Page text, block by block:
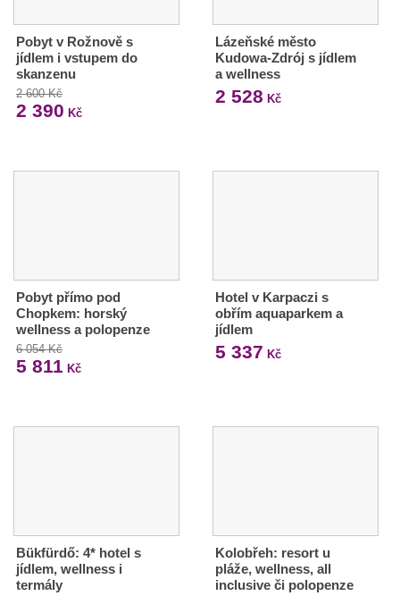
Pobyt v Rožnově s
jídlem i vstupem do
skanzenu
2 600 Kč
2 390 Kč
Lázeňské město
Kudowa-Zdrój s jídlem
a wellness
2 528 Kč
Pobyt přímo pod
Chopkem: horský
wellness a polopenze
6 054 Kč
5 811 Kč
Hotel v Karpaczi s
obřím aquaparkem a
jídlem
5 337 Kč
Bükfürdő: 4* hotel s
jídlem, wellness i
termály
Kolobřeh: resort u
pláže, wellness, all
inclusive či polopenze